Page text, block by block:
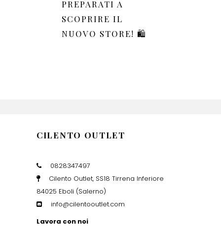
PREPARATI A
SCOPRIRE IL
NUOVO STORE! 🛍️
CILENTO OUTLET
0828347497
Cilento Outlet, SS18 Tirrena Inferiore
84025 Eboli (Salerno)
info@cilentooutlet.com
Lavora con noi